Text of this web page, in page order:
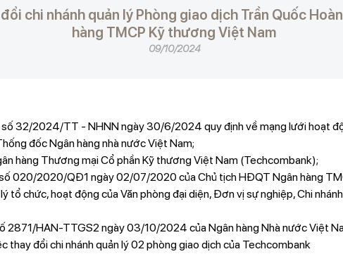
chi nhánh quản lý Phòng giao dịch Trần Quốc
hàng TMCP Kỹ thương Việt Nam
09/10/2024
32/2024/TT - NHNN ngày 30/6/2024 quy định về mạng lưới hoạt
đốc Ngân hàng nhà nước Việt Nam;
hàng Thương mại Cổ phần Kỹ thương Việt Nam (Techcombank);
020/2020/QĐ1 ngày 02/07/2020 của Chủ tịch HĐQT Ngân hàng
tổ chức, hoạt động của Văn phòng đại diện, Đơn vị sự nghiệp, Chi
2871/HAN-TTGS2 ngày 03/10/2024 của Ngân hàng Nhà nước Việt
thay đổi chi nhánh quản lý 02 phòng giao dịch của Techcombank